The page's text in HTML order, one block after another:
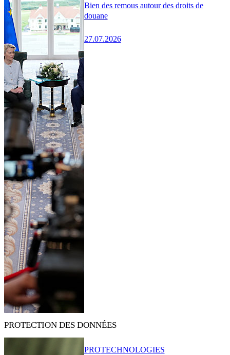
Bien des remous autour des droits de
douane
27.07.2026
PROTECTION DES DONNÉES
PROTECHNOLOGIES